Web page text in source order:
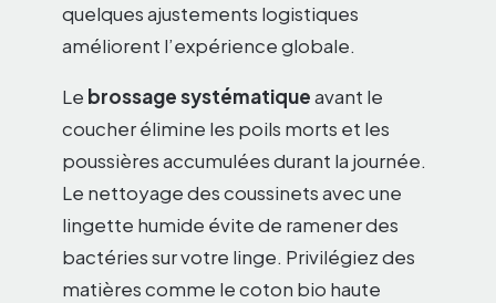
quelques ajustements logistiques
améliorent l’expérience globale.
Le brossage systématiqueavant le
coucher élimine les poils morts et les
poussières accumulées durant la journée.
Le nettoyage des coussinets avec une
lingette humide évite de ramener des
bactéries sur votre linge. Privilégiez des
matières comme le coton bio haute